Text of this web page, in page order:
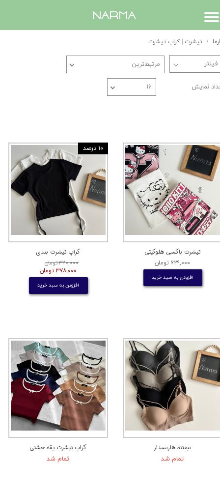
​narma
تیشرت | کراپ تیشرت
مرتبط‌ترین
نمایش ۱۶
تیشرت باکسی هلوکیتی
۶۲۹,۰۰۰ تومان
افزودن به سبد خرید
کراپ تیشرت بندی
۴۲۰,۰۰۰ تومان
۳۷۸,۰۰۰ تومان
افزودن به سبد خرید
۱۰ درصد
نیمتنه هارنسدار
تمام شد
کراپ تیشرت یقه خشتی
تمام شد